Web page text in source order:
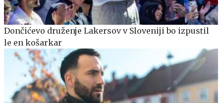
Dončićevo druženje Lakersov v Sloveniji bo izpustil
le en košarkar